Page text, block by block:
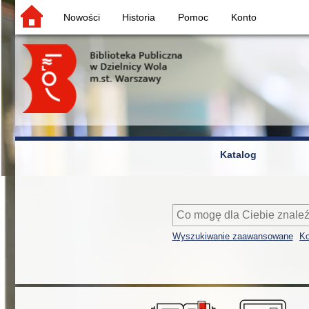
Nowości Historia Pomoc Konto
Katalog
Wyszukiwanie zaawansowane